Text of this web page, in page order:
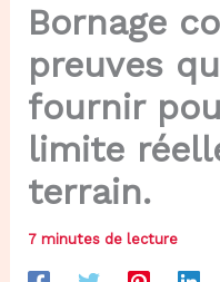
Bornage
preuves
fournir
limite
terrain.
7 minutes de lecture